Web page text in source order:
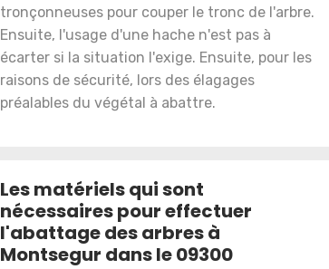
tronçonneuses pour couper le tronc de l'arbre.
Ensuite, l'usage d'une hache n'est pas à
écarter si la situation l'exige. Ensuite, pour les
raisons de sécurité, lors des élagages
préalables du végétal à abattre.
Les matériels qui sont
nécessaires pour effectuer
l'abattage des arbres à
Montsegur dans le 09300